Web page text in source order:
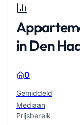
in Den
0
Gemiddeld
Mediaan
Prijsbereik